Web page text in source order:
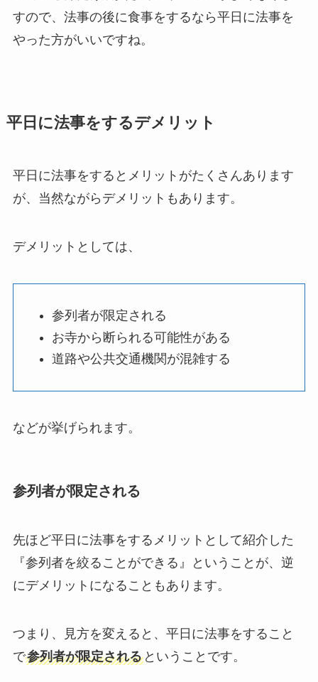
すので、法事の後に食事をするなら平日に法事を
やった方がいいですね。
平日に法事をするデメリット
平日に法事をするとメリットがたくさんあります
が、当然ながらデメリットもあります。
デメリットとしては、
参列者が限定される
お寺から断られる可能性がある
道路や公共交通機関が混雑する
などが挙げられます。
参列者が限定される
先ほど平日に法事をするメリットとして紹介した
『参列者を絞ることができる』ということが、逆
にデメリットになることもあります。
つまり、見方を変えると、平日に法事をすること
で参列者が限定されるということです。